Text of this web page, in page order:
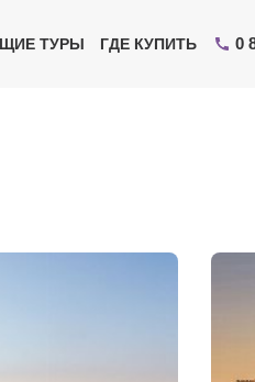
ТУРЫ ГДЕ КУПИТЬ 0